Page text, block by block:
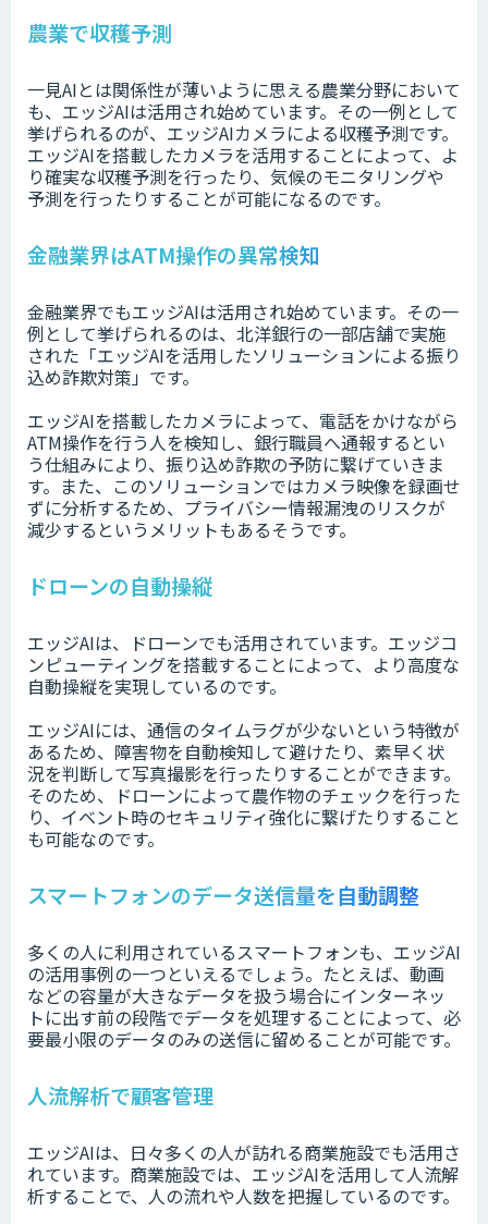
農業で収穫予測
一見AIとは関係性が薄いように思える農業分野において
も、エッジAIは活用され始めています。その一例として
挙げられるのが、エッジAIカメラによる収穫予測です。
エッジAIを搭載したカメラを活用することによって、よ
り確実な収穫予測を行ったり、気候のモニタリングや
予測を行ったりすることが可能になるのです。
金融業界はATM操作の異常検知
金融業界でもエッジAIは活用され始めています。その一
例として挙げられるのは、北洋銀行の一部店舗で実施
された「エッジAIを活用したソリューションによる振り
込め詐欺対策」です。
エッジAIを搭載したカメラによって、電話をかけながら
ATM操作を行う人を検知し、銀行職員へ通報するとい
う仕組みにより、振り込め詐欺の予防に繋げていきま
す。また、このソリューションではカメラ映像を録画せ
ずに分析するため、プライバシー情報漏洩のリスクが
減少するというメリットもあるそうです。
ドローンの自動操縦
エッジAIは、ドローンでも活用されています。エッジコ
ンピューティングを搭載することによって、より高度な
自動操縦を実現しているのです。
エッジAIには、通信のタイムラグが少ないという特徴が
あるため、障害物を自動検知して避けたり、素早く状
況を判断して写真撮影を行ったりすることができます。
そのため、ドローンによって農作物のチェックを行った
り、イベント時のセキュリティ強化に繋げたりすること
も可能なのです。
スマートフォンのデータ送信量を自動調整
多くの人に利用されているスマートフォンも、エッジAI
の活用事例の一つといえるでしょう。たとえば、動画
などの容量が大きなデータを扱う場合にインターネッ
トに出す前の段階でデータを処理することによって、必
要最小限のデータのみの送信に留めることが可能です。
人流解析で顧客管理
エッジAIは、日々多くの人が訪れる商業施設でも活用さ
れています。商業施設では、エッジAIを活用して人流解
析することで、人の流れや人数を把握しているのです。